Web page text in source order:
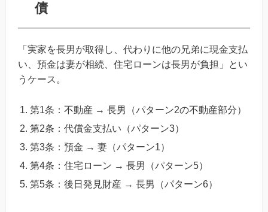
債
「実家を長男が取得し、代わりに他の兄弟に現金支払
い、預金は妻が相続、住宅ローンは長男が負担」とい
うケース。
第1条：不動産 → 長男（パターン2の不動産部分）
第2条：代償金支払い（パターン3）
第3条：預金 → 妻（パターン1）
第4条：住宅ローン → 長男（パターン5）
第5条：後日発見財産 → 長男（パターン6）